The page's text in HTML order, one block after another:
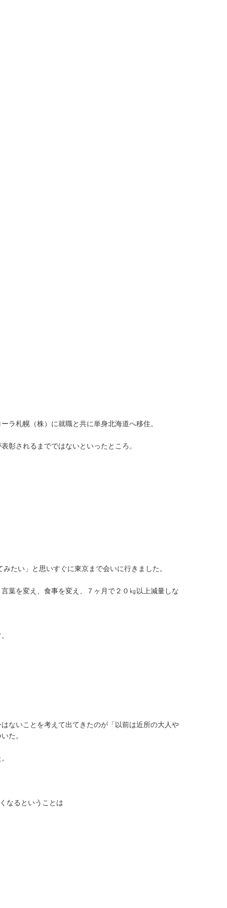
ラ札幌（株）に就職と共に単身北海道へ移住。
彰されるまでではないといったところ。
たい」と思いすぐに東京まで会いに行きました。
葉を変え、食事を変え、７ヶ月で２０㎏以上減量しな
ないことを考えて出てきたのが「以前は近所の大人や
た。
なるということは